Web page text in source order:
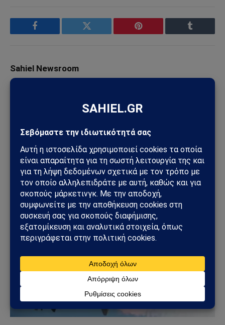
Facebook Twitter Pinterest Tumblr
Sahiel Newsroom
Το Sahiel.gr είναι ανεξάρτητη ψηφιακή πύλη ενημέρωσης
ασφάλεια, τα εθνικά ζητήματα και τις διεθνείς εξελίξεις
που επηρεάζουν την Ελλάδα και τον ευρύτερο ελληνισμό.
ΔΕΙΤΕ ΕΠΙΣΗΣ →